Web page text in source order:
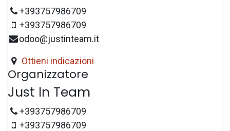
+393757986709
+393757986709
odoo@justinteam.it
Ottieni indicazioni
Organizzatore
Just In Team
+393757986709
+393757986709